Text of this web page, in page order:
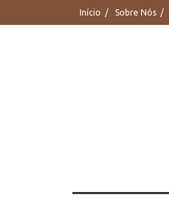
para
Início Sobre Nós